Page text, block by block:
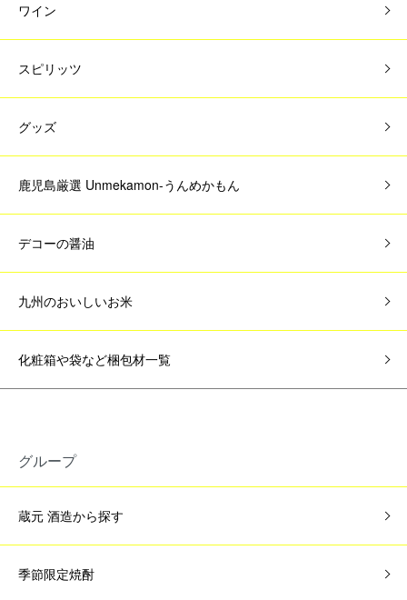
ワイン
スピリッツ
グッズ
鹿児島厳選 Unmekamon-うんめかもん
デコーの醤油
九州のおいしいお米
化粧箱や袋など梱包材一覧
グループ
蔵元 酒造から探す
季節限定焼酎